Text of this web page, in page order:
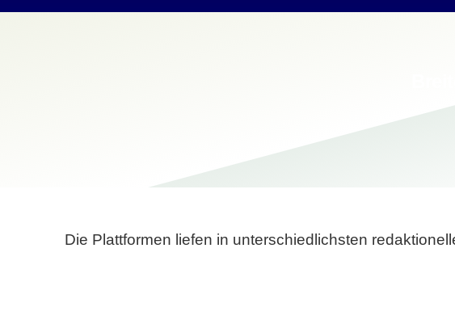
Die Plattformen liefen in unterschiedlichsten